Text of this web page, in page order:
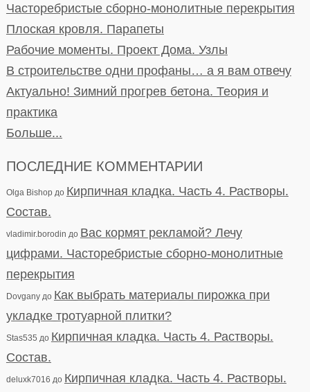
Часторебристые сборно-монолитные перекрытия
Плоская кровля. Парапеты
Рабочие моменты. Проект Дома. Узлы
В строительстве одни профаны… а я вам отвечу
Актуально! Зимний прогрев бетона. Теория и
практика
Больше...
ПОСЛЕДНИЕ КОММЕНТАРИИ
Olga Bishopдо Кирпичная кладка. Часть 4. Растворы.
Состав.
vladimir.borodin до Вас кормят рекламой? Лечу
цифрами. Часторебристые сборно-монолитные
перекрытия
Dovganyдо Как выбрать материалы пирожка при
укладке тротуарной плитки?
Stas535 до Кирпичная кладка. Часть 4. Растворы.
Состав.
deluxk7016 до Кирпичная кладка. Часть 4. Растворы.